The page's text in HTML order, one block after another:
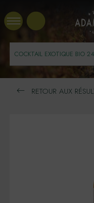
RETOUR AUX